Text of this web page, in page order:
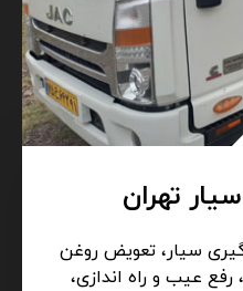
سیار، تعویض روغن
عیب و راه اندازی،